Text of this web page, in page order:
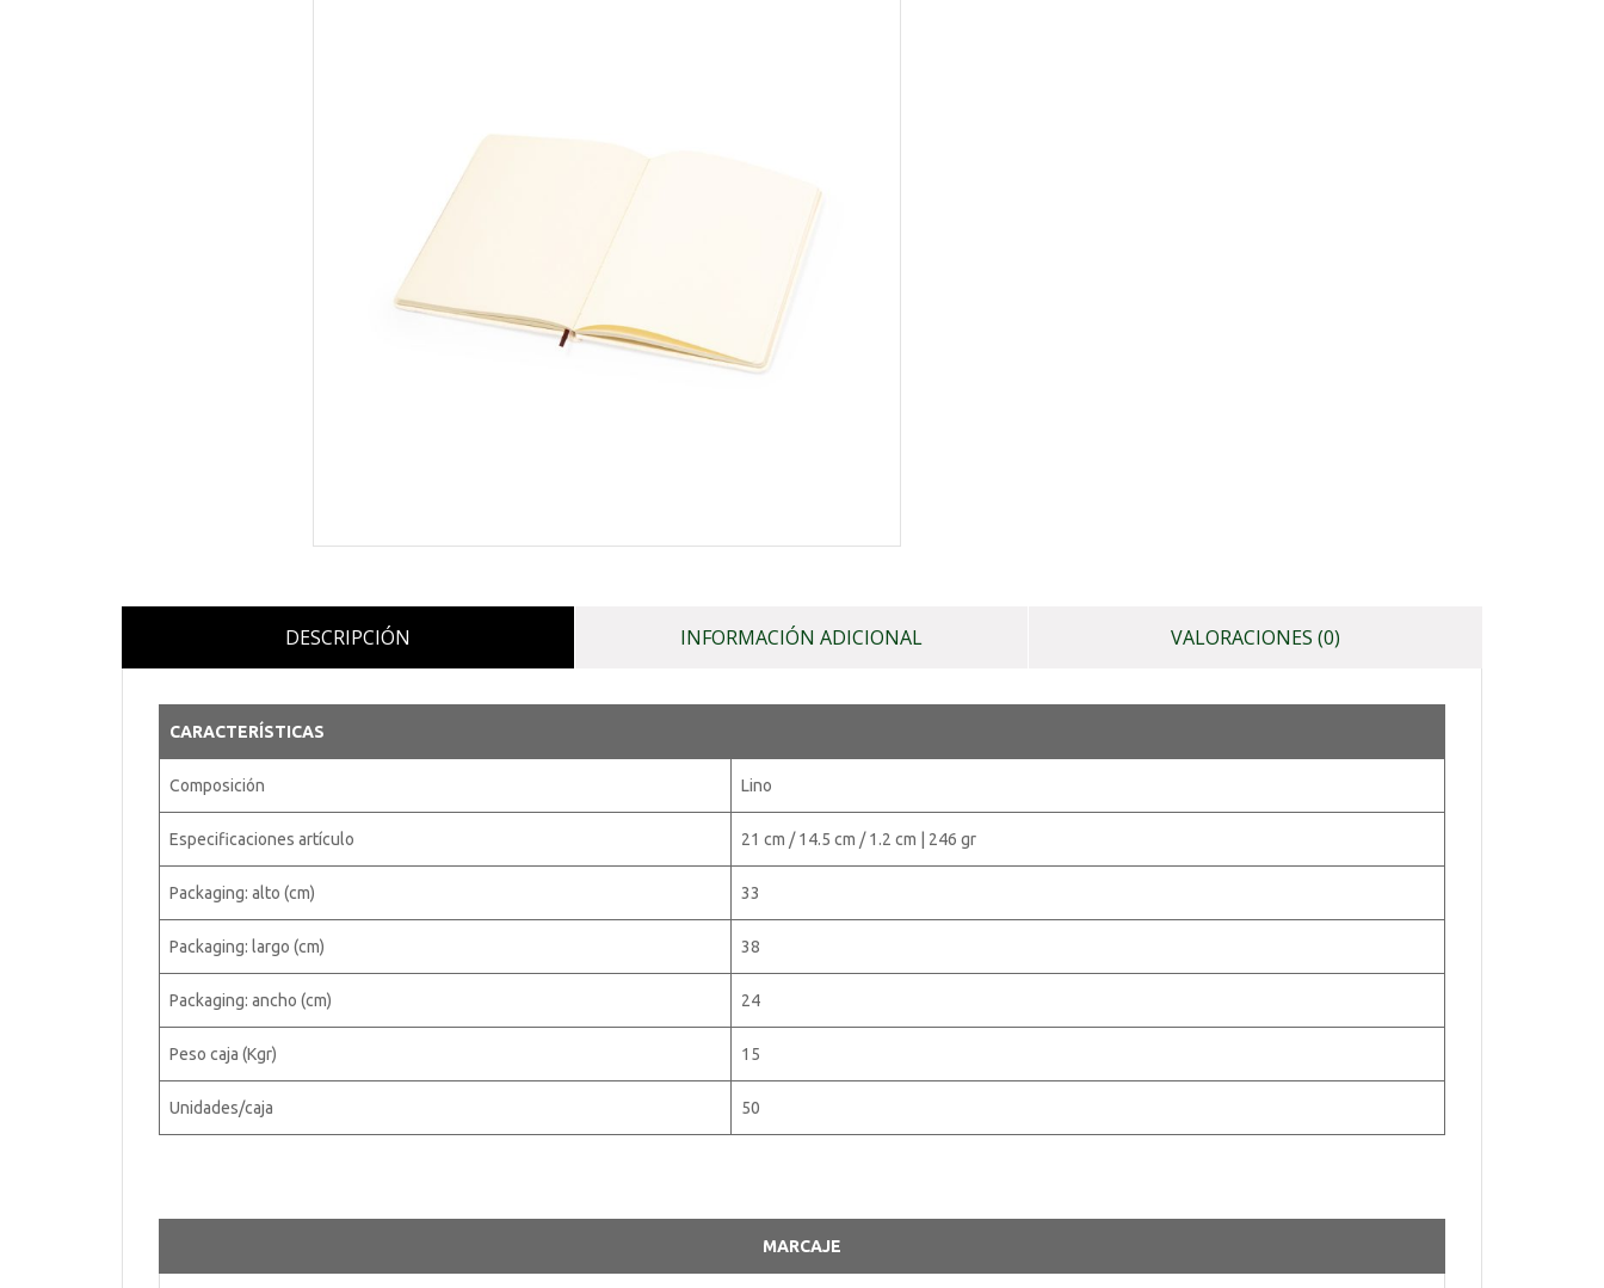
DESCRIPCIÓN INFORMACIÓN ADICIONAL VALORACIONES (0)
CARACTERÍSTICAS
Composición Lino
Especificaciones artículo 21 cm / 14.5 cm / 1.2 cm | 246 gr
Packaging: alto (cm) 33
Packaging: largo (cm) 38
Packaging: ancho (cm) 24
Peso caja (Kgr) 15
Unidades/caja 50
MARCAJE